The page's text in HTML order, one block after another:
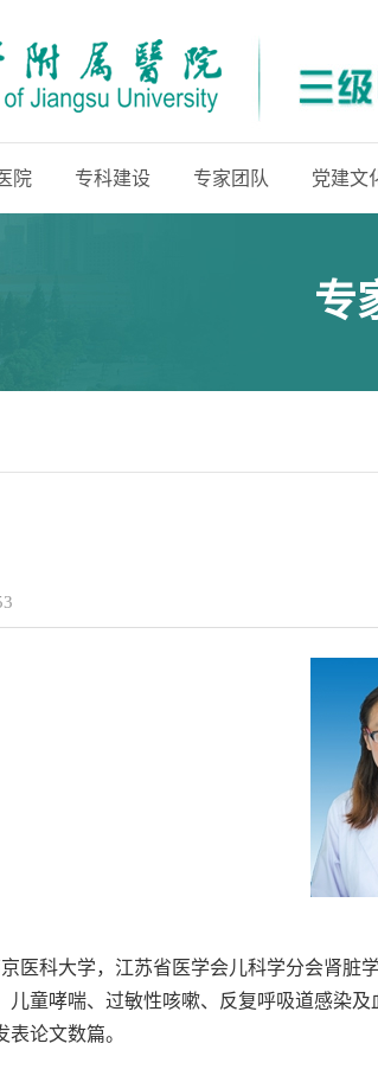
院 专科建设 专家团队 党建文
专
医科大学，江苏省医学会儿科学分会肾脏
童哮喘、过敏性咳嗽、反复呼吸道感染
论文数篇。